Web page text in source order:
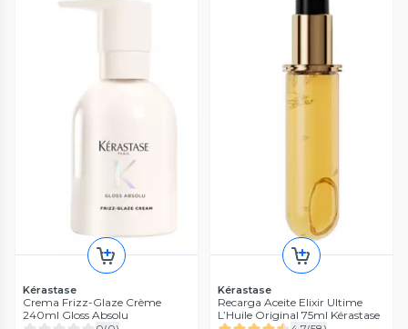
Kérastase
Crema Frizz-Glaze Crème
240ml Gloss Absolu
Kérastase
Recarga Aceite Elixir Ultime
L’Huile Original 75ml Kérastase